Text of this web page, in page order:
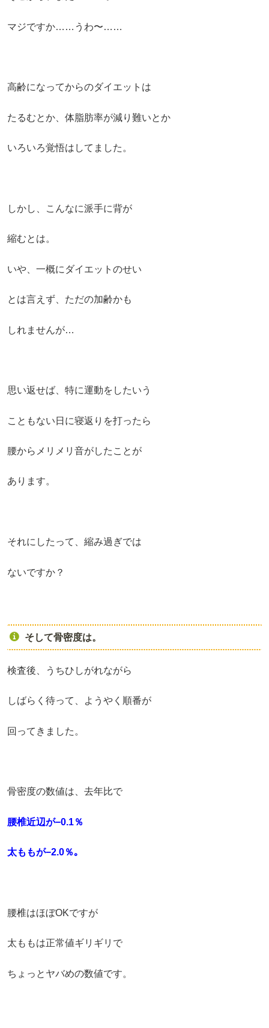
マジですか…… うわ〜……
高齢になってからのダイエットは
たるむとか、体脂肪率が減り難いとか
いろいろ覚悟はしてました。
しかし、こんなに派手に背が
縮むとは。
いや、一概にダイエットのせい
とは言えず、ただの加齢かも
しれませんが…
思い返せば、特に運動をしたいう
こともない日に寝返りを打ったら
腰からメリメリ音がしたことが
あります。
それにしたって、縮み過ぎでは
ないですか？
そして骨密度は。
検査後、うちひしがれながら
しばらく待って、ようやく順番が
回ってきました。
骨密度の数値は、去年比で
腰椎近辺が−0.1％
太ももが−2.0％｡
腰椎はほぼOKですが
太ももは正常値ギリギリで
ちょっとヤバめの数値です。